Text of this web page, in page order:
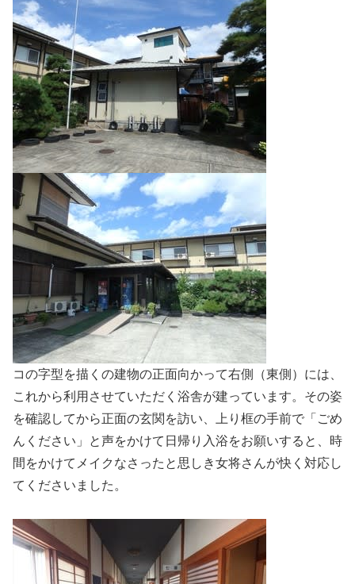
コの字型を描くの建物の正面向かって右側（東側）には、
これから利用させていただく浴舎が建っています。その姿
を確認してから正面の玄関を訪い、上り框の手前で「ごめ
んください」と声をかけて日帰り入浴をお願いすると、時
間をかけてメイクなさったと思しき女将さんが快く対応し
てくださいました。